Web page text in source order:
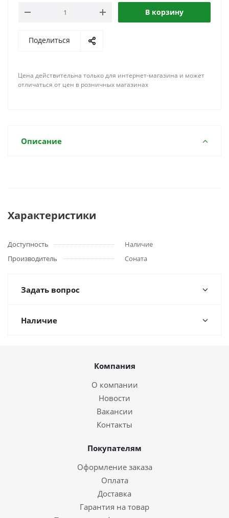
В корзину
Поделиться
Цена действительна только для интернет-магазина и может
отличаться от цен в розничных магазинах
Описание
Характеристики
Доступность
Наличие
Производитель
Соната
Задать вопрос
Наличие
Компания
О компании
Новости
Вакансии
Контакты
Покупателям
Оформление заказа
Оплата
Доставка
Гарантия на товар